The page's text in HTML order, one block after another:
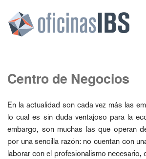
Centro de Negocios
En la actualidad son cada vez más las
lo cual es sin duda ventajoso para la
embargo, son muchas las que operan
por una sencilla razón: no cuentan con
laborar con el profesionalismo necesario,